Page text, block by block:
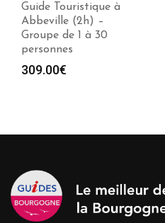
Guide Touristique à
Abbeville (2h) –
Groupe de 1 à 30
personnes
309.00€